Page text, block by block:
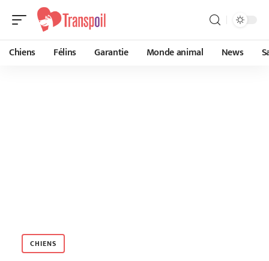
Chiens Félins Garantie Monde animal News
CHIENS